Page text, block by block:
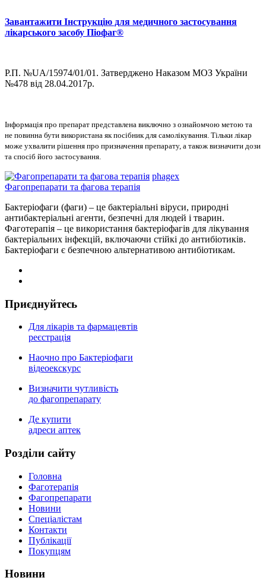
Завантажити Інструкцію для медичного застосування
лікарського засобу Піофаг®
Р.П. №UA/15974/01/01. Затверджено Наказом МОЗ України
№478 від 28.04.2017р.
Інформація про препарат представлена виключно з ознайомчою метою та
не повинна бути використана як посібник для самолікування. Тільки лікар
може ухвалити рішення про призначення препарату, а також визначити дози
та спосіб його застосування.
phagex
Фагопрепарати та фагова терапія
Бактеріофаги (фаги) – це бактеріальні віруси, природні
антибактеріальні агенти, безпечні для людей і тварин.
Фаготерапія – це використання бактеріофагів для лікування
бактеріальних інфекцій, включаючи стійкі до антибіотиків.
Бактеріофаги є безпечною альтернативою антибіотикам.
Приєднуйтесь
Для лікарів та фармацевтів
реєстрація
Наочно про Бактеріофаги
відеоекскурс
Визначити чутливість
до фагопрепарату
Де купити
адреси аптек
Роздiли сайту
Головна
Фаготерапія
Фагопрепарати
Новини
Спеціалістам
Контакти
Публікації
Покупцям
Новини